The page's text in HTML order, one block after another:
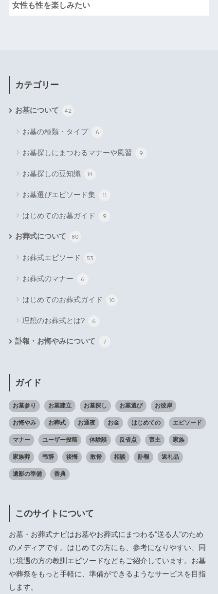
女性も性を楽しみたい
カテゴリー
お墓について 42
お墓の種類・タイプ 6
お墓探しにまつわるマナーや風習 9
お墓探しの豆知識 14
お墓選びエピソード集 11
はじめてのお墓ガイド 9
お葬式について 80
お葬式エピソード 53
お葬式のマナー 6
はじめてのお葬式ガイド 10
理想のお葬式とは? 6
訃報・お悔やみについて 7
ガイド
お墓参り お墓建立 お墓探し お墓選び お彼岸
お悔やみ お葬式 お通夜 お金 はじめての エピソード
マナー ユーザー投稿 体験談 反省点 喪主 家族
家族葬 弔辞 後悔 散骨 相談 訃報 返礼品
遺影の準備 香典
このサイトについて
お墓・お葬式ナビはお墓やお葬式にまつわる"送る人"のため
のメディアです。はじめての方にも、参考になりやすい、同
じ境遇の方の教訓エピソードなどもご紹介しています。お墓
や葬祭をもっと手軽に、準備ができるようなサービスを目指
します。